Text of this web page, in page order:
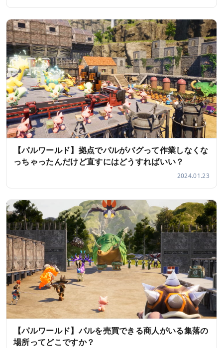
【パルワールド】拠点でパルがバグって作業しなくな
っちゃったんだけど直すにはどうすればいい？
2024.01.23
【パルワールド】パルを売買できる商人がいる集落の
場所ってどこですか？